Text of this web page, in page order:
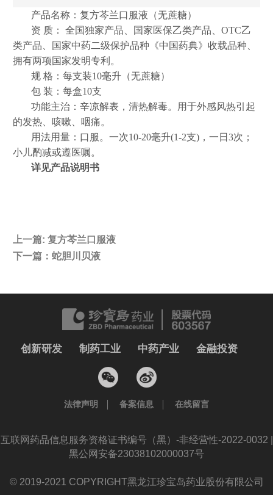
产品名称：复方芩兰口服液（无蔗糖）
资 质：
全国独家产品、国家医保乙类产品、OTC乙
类产品、国家中药二级保护品种《中国药典》收载品种、
拥有两项国家发明专利。
规 格：每支装10毫升（无蔗糖）
包 装：每盒10支
功能主治：辛凉解表，清热解毒。用于外感风热引起
的发热、咳嗽、咽痛。
用法用量：口服。一次10-20毫升(1-2支)，一日3次；
小儿酌减或遵医嘱。
详见产品说明书
上一篇: 复方芩兰口服液
下一篇： 蛇胆川贝液
创新研发 制药工业 中药产业 金融投资
法律声明 备案信息 在线留言
互联网药品信息服务资格证书编号（黑）-非经营性-2022-0032 |
黑公网安备23038102000037号
© 2019-2021 COPYRIGHT黑龙江珍宝岛药业股份有限公司